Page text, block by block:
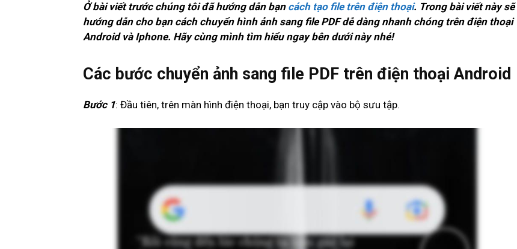
Ở bài viết trước chúng tôi đã hướng dẫn bạn cách tạo file trên điện thoại. Trong bài viết này sẽ
hướng dẫn cho bạn cách chuyển hình ảnh sang file PDF dễ dàng nhanh chóng trên điện thoại
Android và Iphone. Hãy cùng mình tìm hiểu ngay bên dưới này nhé!
Các bước chuyển ảnh sang file PDF trên điện thoại Android
Bước 1: Đầu tiên, trên màn hình điện thoại, bạn truy cập vào bộ sưu tập.